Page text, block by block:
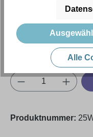
626,18 €
Inhalt: 1 Stück (Menge)
Preise exkl. MwSt.
Produkt Anzahl:
Produktnummer:
Alle